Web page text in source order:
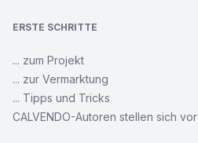
ERSTE SCHRITTE
... zum Projekt
... zur Vermarktung
... Tipps und Tricks
CALVENDO-Autoren stellen sich vor